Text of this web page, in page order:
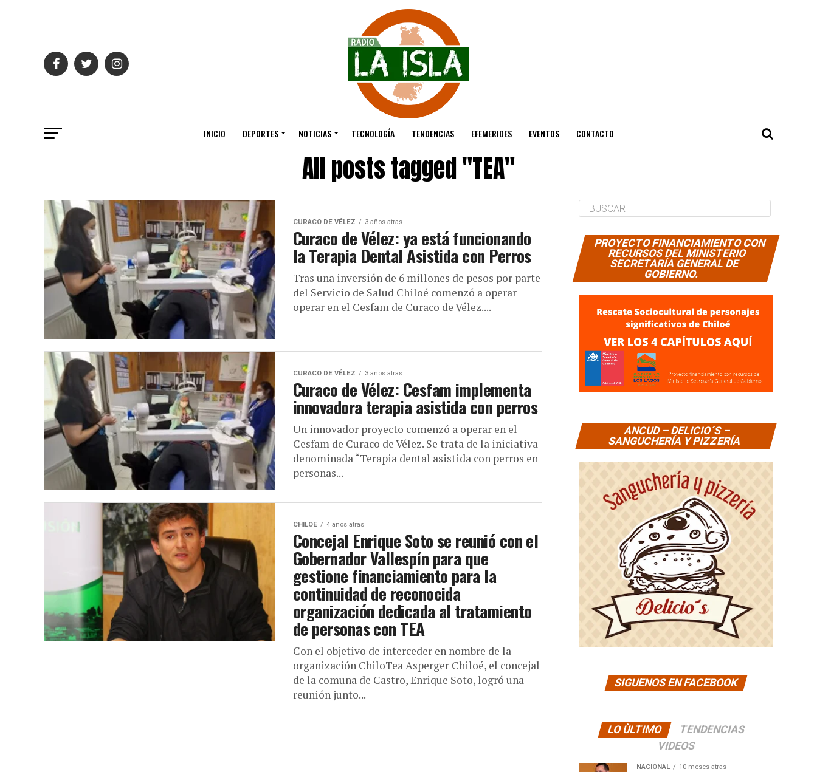
INICIO DEPORTES NOTICIAS TECNOLOGÍA TENDENCIAS EFEMERIDES EVENTOS CONTACTO
All posts tagged "TEA"
CURACO DE VÉLEZ 3 años atras
Curaco de Vélez: ya está funcionando
la Terapia Dental Asistida con Perros
Tras una inversión de 6 millones de pesos por parte
del Servicio de Salud Chiloé comenzó a operar
operar en el Cesfam de Curaco de Vélez....
CURACO DE VÉLEZ 3 años atras
Curaco de Vélez: Cesfam implementa
innovadora terapia asistida con perros
Un innovador proyecto comenzó a operar en el
Cesfam de Curaco de Vélez. Se trata de la iniciativa
denominada “Terapia dental asistida con perros en
personas...
CHILOE 4 años atras
Concejal Enrique Soto se reunió con el
Gobernador Vallespín para que
gestione financiamiento para la
continuidad de reconocida
organización dedicada al tratamiento
de personas con TEA
Con el objetivo de interceder en nombre de la
organización ChiloTea Asperger Chiloé, el concejal
de la comuna de Castro, Enrique Soto, logró una
reunión junto...
PROYECTO FINANCIAMIENTO CON
RECURSOS DEL MINISTERIO
SECRETARÍA GENERAL DE
GOBIERNO.
ANCUD – DELICIO´S –
SANGUCHERÍA Y PIZZERÍA
SIGUENOS EN FACEBOOK
LO ÙLTIMO
TENDENCIAS
VIDEOS
NACIONAL 10 meses atras